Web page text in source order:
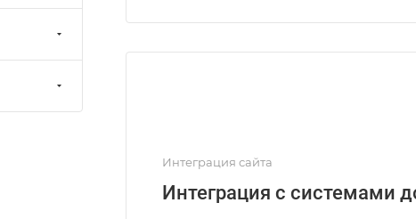
Интеграция сайта
Интеграция с системами